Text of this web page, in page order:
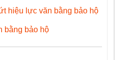
hiệu lực văn bằng bảo hộ
bằng bảo hộ